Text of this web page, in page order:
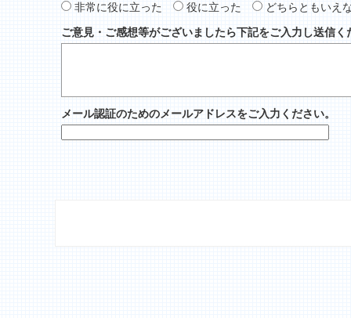
非常に役に立った
役に立った
どちらともいえ
ご意見・ご感想等がございましたら下記をご入力し送信く
メール認証のためのメールアドレスをご入力ください。